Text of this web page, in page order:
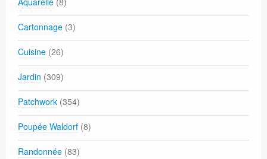
Cartonnage (3)
Cuisine (26)
Jardin (309)
Patchwork (354)
Poupée Waldorf (8)
Randonnée (83)